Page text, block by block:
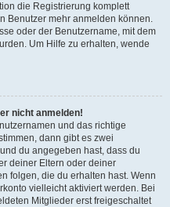
die Registrierung komplett
Benutzer mehr anmelden können.
oder der Benutzername, mit dem
Um Hilfe zu erhalten, wende
nicht anmelden!
und das richtige
dann gibt es zwei
du angegeben hast, dass du
deiner Eltern oder deiner
folgen, die du erhalten hast. Wenn
vielleicht aktiviert werden. Bei
Mitglieder erst freigeschaltet